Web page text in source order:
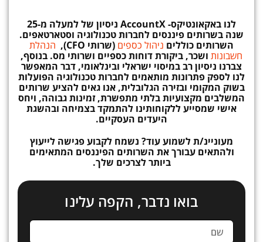
לנו באקאונטיקס-AccountX ניסיון
של למעלה מ-25
שנה בשרותים פיננסים לחברות טכנולוגיה וסטארטאפים.
השרותים כוללים ניהול כספים (שרותי CFO),
הנהלת
חשבונות ושכר, ביקורת דוחות כספיים ושרותי מס. בנוסף,
צברנו ניסיון רב במיסוי ישראלי ובינלאומי, דבר המאפשר
לנו לספק פתרונות מותאמים לחברות טכנולוגיה הפועלות
בשוק המקומי ובזירה הגלובלית, אנו גאים להציע שרותים
המשלבים מקצועיות בלתי מתפשרת, זמינות גבוהה, ויחס
אישי שמסייע ללקוחותינו להתמקד בצמיחה ובהשגת
היעדים העסקיים.
מעוניינ/ת לשמוע עוד? נשמח לקבוע פגישה לייעוץ
ולהתאים עבורך את השרותים הפיננסים המתאימים
ביותר לצרכים שלך.
בואו נדבר, הקפה עלינו